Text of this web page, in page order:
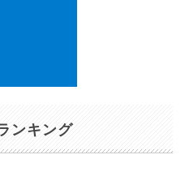
ンキング